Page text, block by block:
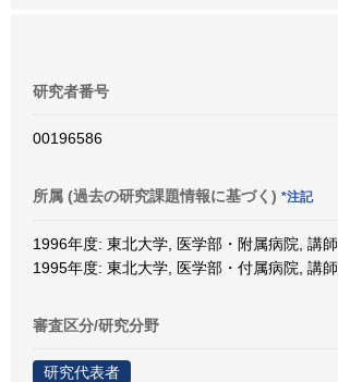
研究者番号
00196586
所属 (過去の研究課題情報に基づく) *注記
1996年度: 東北大学, 医学部・附属病院, 講師
1995年度: 東北大学, 医学部・付属病院, 講師
審査区分/研究分野
研究代表者